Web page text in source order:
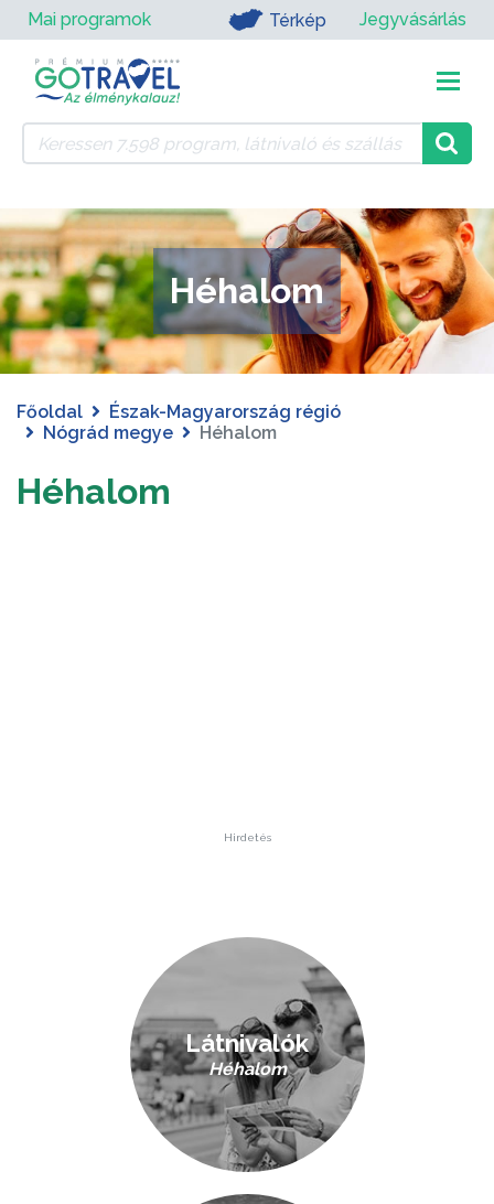
Mai programok Térkép Jegyvásárlás
Héhalom
Főoldal
Észak-Magyarország régió
Nógrád megye
Héhalom
Héhalom
Hirdetés
Látnivalók
Héhalom